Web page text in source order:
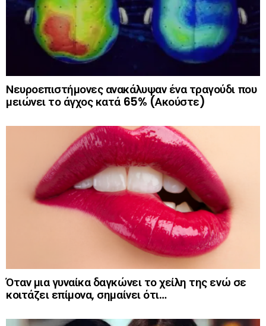
Νευροεπιστήμονες ανακάλυψαν ένα τραγούδι που
μειώνει το άγχος κατά 65% (Ακούστε)
Όταν μια γυναίκα δαγκώνει το χείλη της ενώ σε
κοιτάζει επίμονα, σημαίνει ότι…